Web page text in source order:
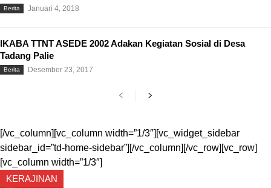
Berita Januari 4, 2018
IKABA TTNT ASEDE 2002 Adakan Kegiatan Sosial di Desa
Tadang Palie
Berita Desember 23, 2017
[/vc_column][vc_column width=”1/3″][vc_widget_sidebar
sidebar_id=”td-home-sidebar”][/vc_column][/vc_row][vc_row]
[vc_column width=”1/3″]
KERAJINAN